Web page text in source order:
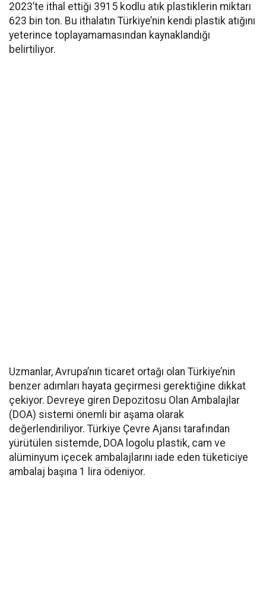
2023’te ithal ettiği 3915 kodlu atık plastiklerin miktarı
623 bin ton. Bu ithalatın Türkiye’nin kendi plastik atığını
yeterince toplayamamasından kaynaklandığı
belirtiliyor.
Uzmanlar, Avrupa’nın ticaret ortağı olan Türkiye’nin
benzer adımları hayata geçirmesi gerektiğine dikkat
çekiyor. Devreye giren Depozitosu Olan Ambalajlar
(DOA) sistemi önemli bir aşama olarak
değerlendiriliyor. Türkiye Çevre Ajansı tarafından
yürütülen sistemde, DOA logolu plastik, cam ve
alüminyum içecek ambalajlarını iade eden tüketiciye
ambalaj başına 1 lira ödeniyor.